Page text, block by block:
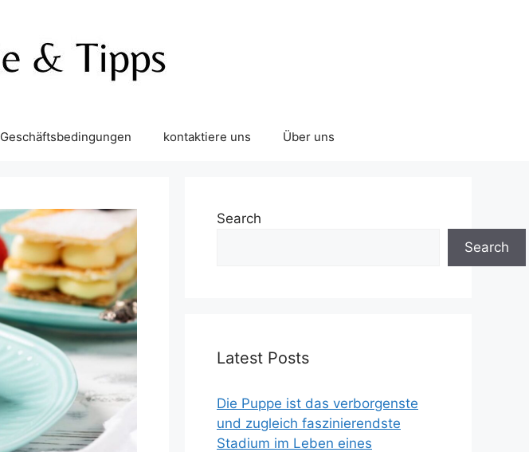
Geschäftsbedingungen kontaktiere uns Über uns
Search
Search
Latest Posts
Die Puppe ist das verborgenste
und zugleich faszinierendste
Stadium im Leben eines